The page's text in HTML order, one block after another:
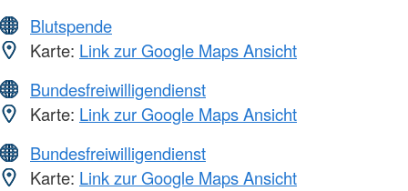
Blutspende
Karte: Link zur Google Maps Ansicht
Bundesfreiwilligendienst
Karte: Link zur Google Maps Ansicht
Bundesfreiwilligendienst
Karte: Link zur Google Maps Ansicht